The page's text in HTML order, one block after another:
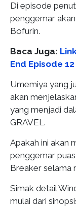
Di episode
penggemar
Bofurin.
Baca Juga:
End Episode
Umemiya yang
akan
yang menjadi
GRAVEL.
Apakah ini akan
penggemar
Breaker selama
Simak detail
mulai dari